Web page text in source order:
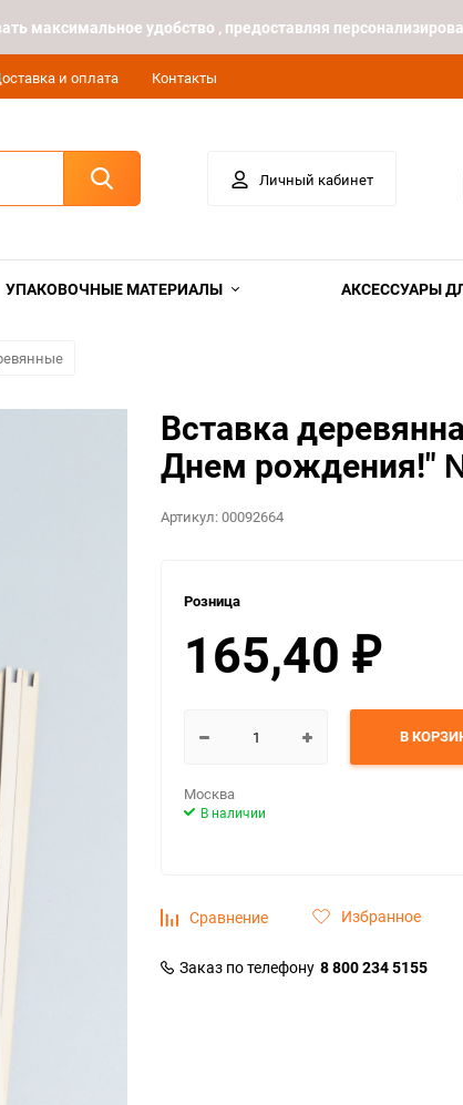
максимальное удобство , предоставляя
и оплата Контакты
Личный кабинет
УПАКОВОЧНЫЕ МАТЕРИАЛЫ АКСЕССУАРЫ
Вставка
Днем рождения!"
Артикул:00092664
Розница
165,40 ₽
В
Москва
В наличии
Сравнение Избранное
Заказ по телефону 8 800 234 5155